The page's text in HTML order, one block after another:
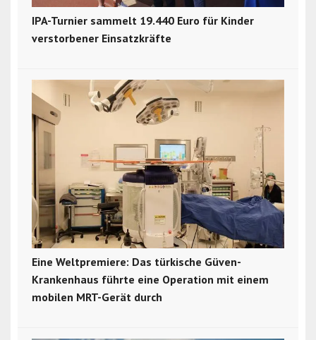
IPA-Turnier sammelt 19.440 Euro für Kinder
verstorbener Einsatzkräfte
Eine Weltpremiere: Das türkische Güven-
Krankenhaus führte eine Operation mit einem
mobilen MRT-Gerät durch